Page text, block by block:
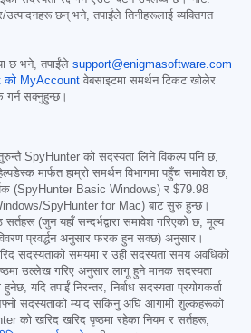
उत्पादनहरू छन् भने, तपाईंले तिनीहरूलाई व्यक्तिगत
छ भने, तपाईंले support@enigmasoftware.com
को MyAccount वेबसाइटमा समर्थन टिकट खोलेर
गर्न सक्नुहुन्छ।
तुरुन्तै SpyHunter को सदस्यता लिने विकल्प पनि छ,
मार्फत हाम्रो समर्थन विभागमा पहुँच समावेश छ,
(SpyHunter Basic Windows) र $79.98
SpyHunter for Mac) बाट सुरु हुन्छ।
सर्तहरू (जुन यहाँ सन्दर्भद्वारा समावेश गरिएको छ; मूल्य
प्रवर्द्धन अनुसार फरक हुन सक्छ) अनुसार।
सदस्यताको समयमा र उही सदस्यता समय अवधिको
पृष्ठमा उल्लेख गरिए अनुसार लागू हुने मानक सदस्यता
यदि तपाईं निरन्तर, निर्बाध सदस्यता प्रयोगकर्ता
सदस्यताको म्याद सकिनु अघि आगामी शुल्कहरूको
को खरिद खरिद पृष्ठमा रहेका नियम र सर्तहरू,